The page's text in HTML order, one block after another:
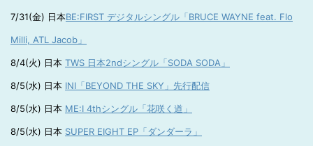
7/31(金) 日本BE:FIRST デジタルシングル「BRUCE WAYNE feat. Flo
Milli, ATL Jacob」
8/4(火) 日本 TWS 日本2ndシングル「SODA SODA」
8/5(水) 日本 INI「BEYOND THE SKY」先行配信
8/5(水) 日本 ME:I 4thシングル「花咲く道」
8/5(水) 日本 SUPER EIGHT EP「ダンダーラ」